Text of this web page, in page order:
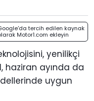
tercih edilen kaynak
Motor1.com ekleyin
yenilikçi
haziran ayında da
uygun